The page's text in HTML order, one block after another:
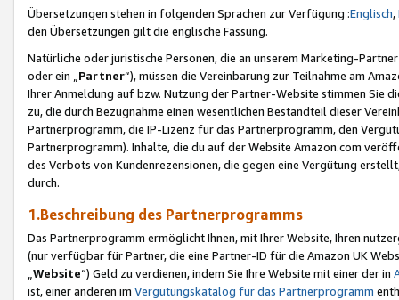
Übersetzungen stehen in folgenden Sprachen zur Verfügung :Englisch,
den Übersetzungen gilt die englische Fassung.
Natürliche oder juristische Personen, die an unserem Marketing-
oder ein „Partner“), müssen die Vereinbarung zur Teilnahme am
Ihrer Anmeldung auf bzw. Nutzung der Partner-Website stimmen Sie
zu, die durch Bezugnahme einen wesentlichen Bestandteil dieser
Partnerprogramm, die IP-Lizenz für das Partnerprogramm, den
Partnerprogramm). Inhalte, die du auf der Website Amazon.com
des Verbots von Kundenrezensionen, die gegen eine Vergütung
durch.
1.Beschreibung des Partnerprogramms
Das Partnerprogramm ermöglicht Ihnen, mit Ihrer Website, Ihren
(nur verfügbar für Partner, die eine Partner-ID für die Amazon UK
Website“) Geld zu verdienen, indem Sie Ihre Website mit einer der in
ist, einer anderen im Vergütungskatalog für das Partnerprogramm